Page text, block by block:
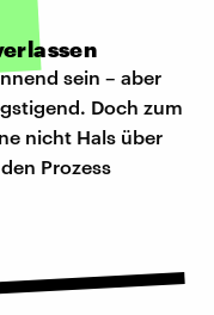
sein – aber
Doch zum
nicht Hals über
Prozess